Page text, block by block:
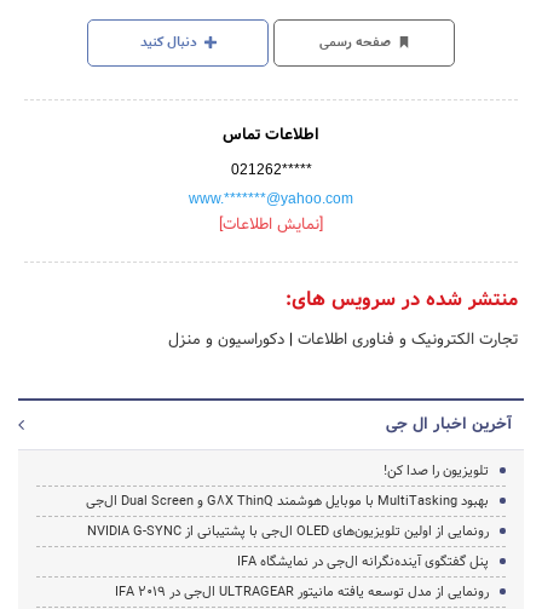
صفحه رسمی دنبال کنید
اطلاعات تماس
021262*****
www.*******@yahoo.com
[نمایش اطلاعات]
منتشر شده در سرویس های:
تجارت الکترونیک و فناوری اطلاعات | دکوراسیون و منزل
آخرین اخبار ال جی
تلویزیون را صدا کن!
بهبود MultiTasking با موبایل هوشمند G8X ThinQ و Dual Screen ال‌جی
رونمایی از اولین تلویزیون‌های OLED ال‌جی با پشتیبانی از NVIDIA G-SYNC
پنل گفتگوی آینده‌نگرانه ال‌جی در نمایشگاه IFA
رونمایی از مدل توسعه‌ یافته مانیتور ULTRAGEAR ال‌جی در IFA 2019